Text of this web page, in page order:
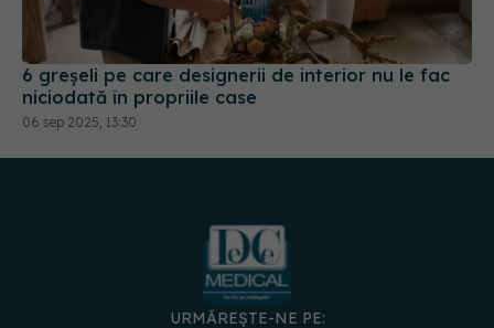
6 greșeli pe care designerii de interior nu le fac
niciodată în propriile case
06 sep 2025, 13:30
URMĂREȘTE-NE PE: